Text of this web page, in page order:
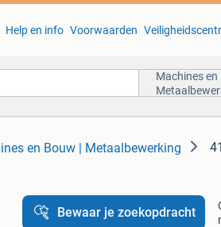
Help en info Voorwaarden
Machines en
en Bouw | Metaalbewerking
Bewaar je zoekopdracht